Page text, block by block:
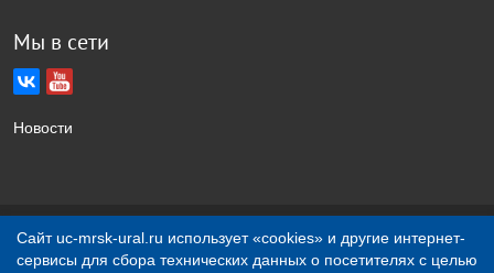
Мы в сети
Новости
Создание сайта Jellyweb
Сайт uc-mrsk-ural.ru использует «cookies» и другие интернет-
сервисы для сбора технических данных о посетителях с целью